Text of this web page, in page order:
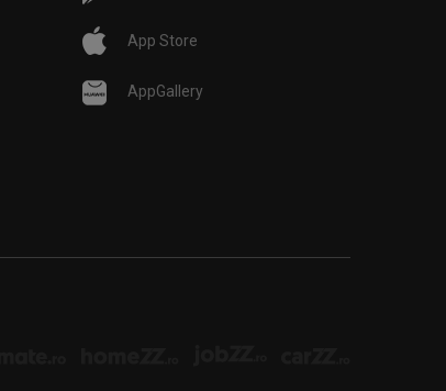
App Store
AppGallery